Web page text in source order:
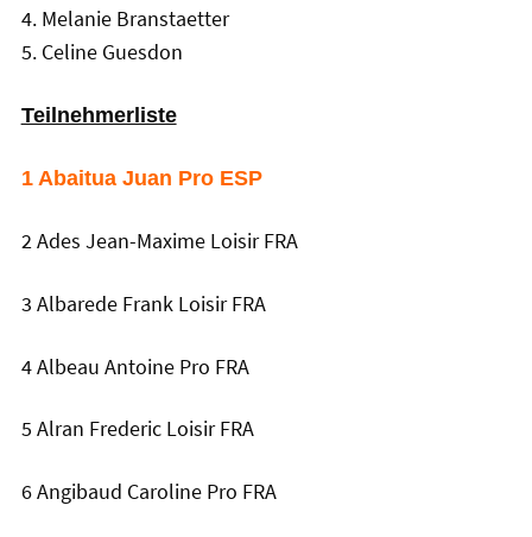
4. Melanie Branstaetter
5. Celine Guesdon
Teilnehmerliste
1 Abaitua Juan Pro ESP
2 Ades Jean-Maxime Loisir FRA
3 Albarede Frank Loisir FRA
4 Albeau Antoine Pro FRA
5 Alran Frederic Loisir FRA
6 Angibaud Caroline Pro FRA